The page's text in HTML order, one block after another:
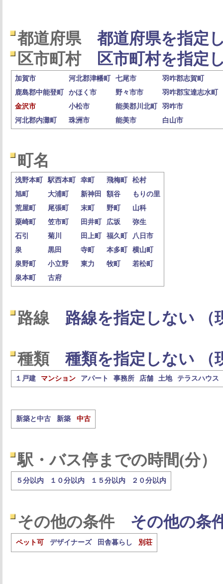
都道府県
都道府県を指定
区市町村
区市町村を指定
加賀市 河北郡津幡町 七尾市
羽咋郡志賀町
鹿島郡中能登町
かほく市 野々市市
羽咋郡宝達志水町
金沢市
小松市 能美郡川北町
羽咋市
河北郡内灘町
珠洲市 能美市 白山市
町名
浅野本町 駅西本町 幸町 飛梅町
松村
旭町
大浦町 新神田 額谷
もりの里
荒屋町
尾張町 末町 野町
山科
粟崎町
笠市町 田井町 広坂
弥生
石引
菊川 田上町 福久町
八日市
泉
黒田 寺町 本多町
横山町
泉野町
小立野 東力 牧町
若松町
泉本町
古府
路線 路線を指定しない （
種類 種類を指定しない （
１戸建 マンション アパート 事務所 店舗 土地 テラスハウス
新築と中古 新築 中古
駅・バス停までの時間(分）
５分以内 １０分以内 １５分以内 ２０分以内
その他の条件 その他の条
ペット可 デザイナーズ 田舎暮らし 別荘